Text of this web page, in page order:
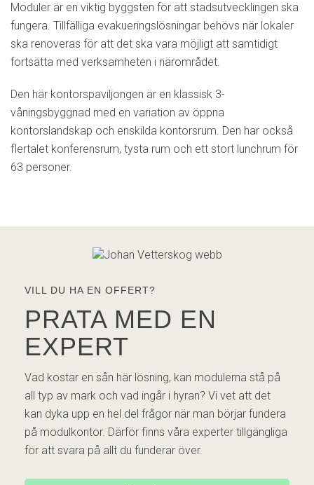
Moduler är en viktig byggsten för att stadsutvecklingen ska
fungera. Tillfälliga evakueringslösningar behövs när lokaler
ska renoveras för att det ska vara möjligt att samtidigt
fortsätta med verksamheten i närområdet.
Den här kontorspaviljongen är en klassisk 3-
våningsbyggnad med en variation av öppna
kontorslandskap och enskilda kontorsrum. Den har också
flertalet konferensrum, tysta rum och ett stort lunchrum för
63 personer.
VILL DU HA EN OFFERT?
PRATA MED EN
EXPERT
Vad kostar en sån här lösning, kan modulerna stå på
all typ av mark och vad ingår i hyran? Vi vet att det
kan dyka upp en hel del frågor när man börjar fundera
på modulkontor. Därför finns våra experter tillgängliga
för att svara på allt du funderar över.